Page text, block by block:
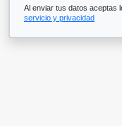
Al enviar tus datos aceptas
servicio y privacidad